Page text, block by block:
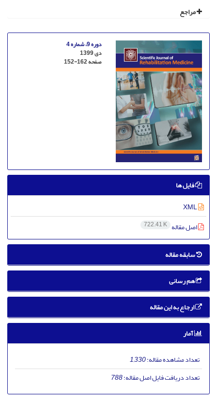
مراجع
دوره 9، شماره 4
دی 1399
صفحه152-162
فایل ها
اصل مقاله 722.41 K
سابقه مقاله
هم رسانی
ارجاع به این مقاله
آمار
تعداد مشاهده مقاله:1,330
تعداد دریافت فایل اصل مقاله:788